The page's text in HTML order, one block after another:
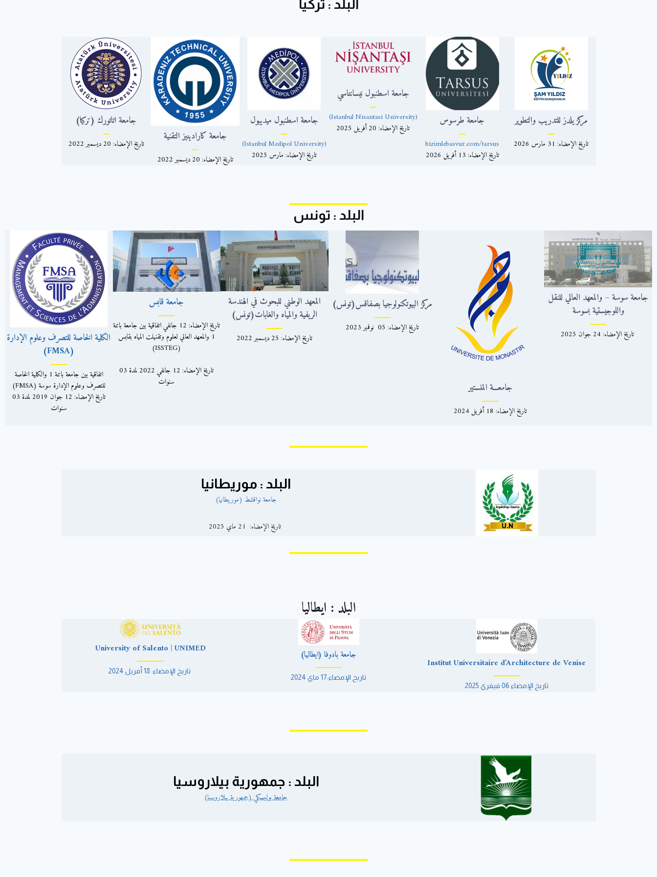
البلد : تركيا
مركز يلدز للتدريب والتطوير
تاريخ الإمضاء: 31 مارس 2026
جامعة طرسوس
bizimlebasvur.com/tarsus
تاريخ الإمضاء: 13 أفريل 2026
جامعة اسطنبول نيسانتاسي
(Istanbul Nisantasi University)
تاريخ الإمضاء: 20 أفريل 2025
جامعة اسطنبول ميديبول
(Istanbul Medipol University)
تاريخ الإمضاء: مارس 2025
جامعة كارادينيز التقنية
تاريخ الإمضاء: 20 ديسمبر 2022
جامعة اتاتورك (تركيا)
تاريخ الإمضاء: 20 ديسمبر 2022
البلد : تونس
جامعة سوسة – والمعهد العالي للنقل
واللوجيستية بسوسة
تاريخ الإمضاء: 24 جوان 2025
جامعـــة المنستير
تاريخ الإمضاء: 18 أفريل 2024
مركز البيوتكنولوجيا بصفاقس(تونس)
تاريخ الإمضاء: 05 نوفمبر 2023
المعهد الوطني للبحوث في الهندسة
الريفية والمياه والغابات(تونس)
تاريخ الإمضاء: 25 ديسمبر 2022
جامعة قابس
تاريخ الإمضاء: 12 جانفي اتفاقية بين جامعة باتنة
1 والمعهد العالي لعلوم وتقنيلت المياه بقابس
(ISSTEG)
تاريخ الإمضاء: 12 جانفي 2022 لمدة 03
سنوات
الكلية الخاصة للتصرف وعلوم الإدارة
(FMSA)
اتفاقية بين جامعة باتنة 1 والكلية الخاصة
للتصرف وعلوم الإدارة سوسة (FMSA)
تاريخ الإمضاء: 12 جوان 2019 لمدة 03
سنوات
البلد : موريطانيا
جامعة نواقشط (موريطانيا)
تاريخ الإمضاء: 21 ماي 2025
البلد : ايطاليا
Institut Universitaire d’Architecture de Venise
تاريخ الإمضاء 06 فيفري 2025
جامعة بادوفا (ايطاليا)
تاريخ الإمضاء:17 ماي 2024
University of Salento | UNIMED
تاريخ الإمضاء: 18 أفريل 2024
البلد : جمهورية بيلاروسيا
جامعة بوليسكي (جمهورية بيلاروسيا)